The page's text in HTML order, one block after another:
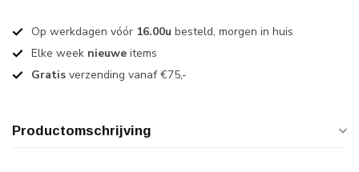
Op werkdagen vóór 16.00u besteld, morgen in huis
Elke week nieuwe items
Gratis verzending vanaf €75,-
Productomschrijving